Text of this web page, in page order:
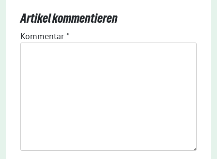
Artikel kommentieren
Kommentar *